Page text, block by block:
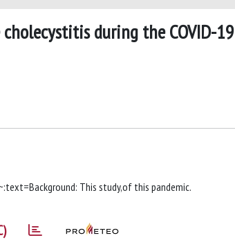
during the COVID-19
This study,of this pandemic.